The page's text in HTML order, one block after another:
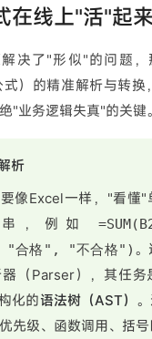
在线上"活"起来
决了"形似"的问题，
式）的精准解析与转
"业务逻辑失真"的关键。
析
像Excel一样，"看懂"
串，例如
"合格", "不合格")
（Parser），其任务
化的语法树（AST）
先级、函数调用、括